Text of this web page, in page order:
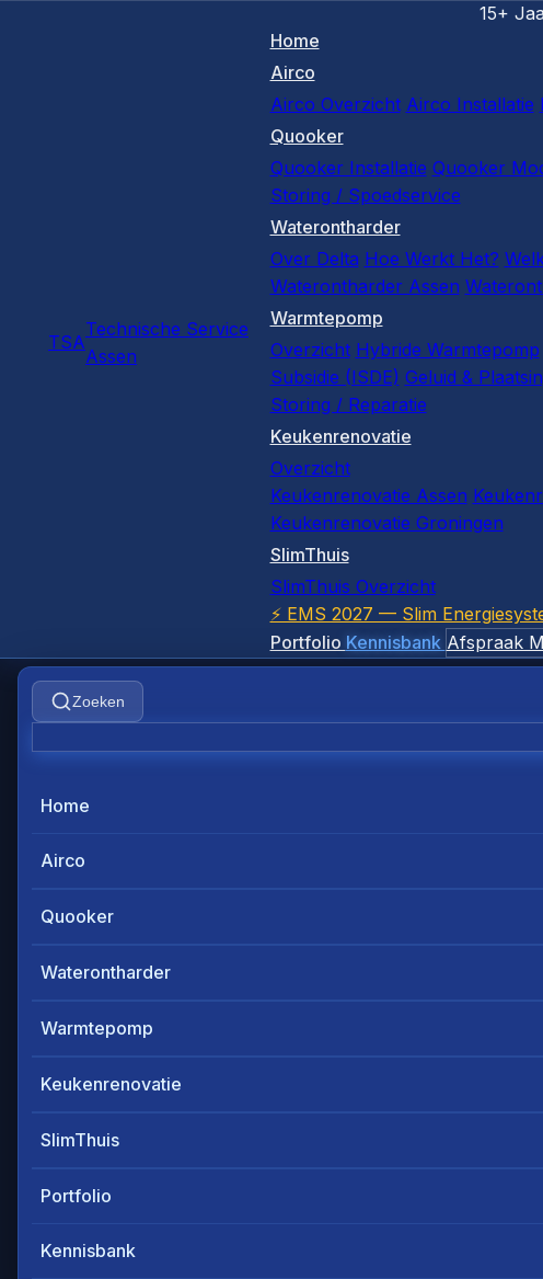
15+
TSA
Technische Service
Assen
Home
Airco
Airco Overzicht Airco Installatie
Quooker
Quooker Installatie Quooker
Storing / Spoedservice
Waterontharder
Over Delta Hoe Werkt Het?
Waterontharder Assen
Warmtepomp
Overzicht Hybride Warmtepomp
Subsidie (ISDE) Geluid &
Storing / Reparatie
Keukenrenovatie
Overzicht
Keukenrenovatie Assen
Keukenrenovatie Groningen
SlimThuis
SlimThuis Overzicht
⚡ EMS 2027 — Slim
Portfolio Kennisbank Afspraak
Zoeken
Home
Airco
Quooker
Waterontharder
Warmtepomp
Keukenrenovatie
SlimThuis
Portfolio
Kennisbank